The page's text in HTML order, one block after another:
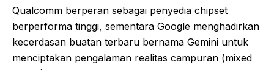
Qualcomm berperan sebagai penyedia chipset
berperforma tinggi, sementara Google menghadirkan
kecerdasan buatan terbaru bernama Gemini untuk
menciptakan pengalaman realitas campuran (mixed